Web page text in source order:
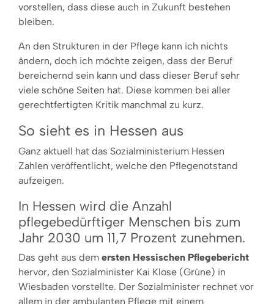
vorstellen, dass diese auch in Zukunft bestehen
bleiben.
An den Strukturen in der Pflege kann ich nichts
ändern, doch ich möchte zeigen, dass der Beruf
bereichernd sein kann und dass dieser Beruf sehr
viele schöne Seiten hat. Diese kommen bei aller
gerechtfertigten Kritik manchmal zu kurz.
So sieht es in Hessen aus
Ganz aktuell hat das Sozialministerium Hessen
Zahlen veröffentlicht, welche den Pflegenotstand
aufzeigen.
In Hessen wird die Anzahl
pflegebedürftiger Menschen bis zum
Jahr 2030 um 11,7 Prozent zunehmen.
Das geht aus dem ersten Hessischen Pflegebericht
hervor, den Sozialminister Kai Klose (Grüne) in
Wiesbaden vorstellte. Der Sozialminister rechnet vor
allem in der ambulanten Pflege mit einem